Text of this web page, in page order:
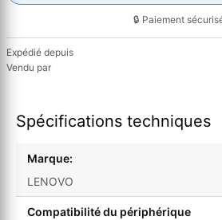
🔒 Paiement
Expédié depuis
Vendu par
Spécifications techniques
Marque:
LENOVO
Compatibilité du périphérique